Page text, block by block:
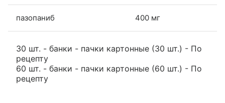
пазопаниб 400 мг
30 шт. - банки - пачки картонные (30 шт.) - По
рецепту
60 шт. - банки - пачки картонные (60 шт.) - По
рецепту